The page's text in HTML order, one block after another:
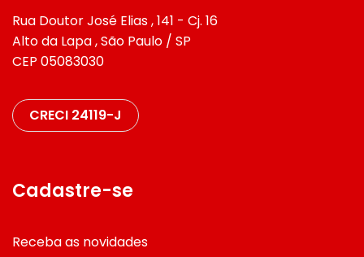
Rua Doutor José Elias , 141 - Cj. 16
Alto da Lapa , São Paulo / SP
CEP 05083030
CRECI 24119-J
Cadastre-se
Receba as novidades